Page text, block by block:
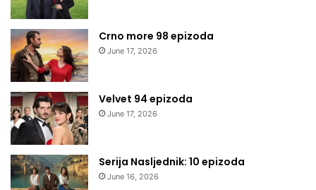
Crno more 98 epizoda
June 17, 2026
Velvet 94 epizoda
June 17, 2026
Serija Nasljednik: 10 epizoda
June 16, 2026